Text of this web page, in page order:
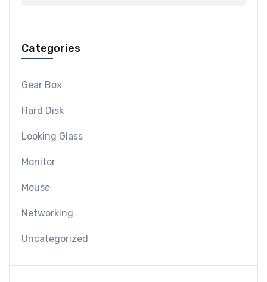
Categories
Gear Box
Hard Disk
Looking Glass
Monitor
Mouse
Networking
Uncategorized